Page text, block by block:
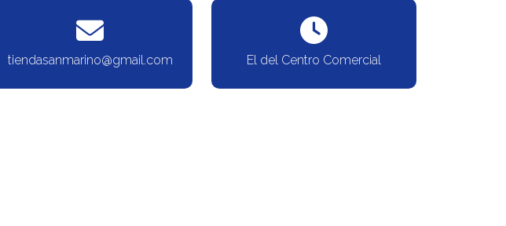
tiendasanmarino@gmail.com El del Centro Comercial